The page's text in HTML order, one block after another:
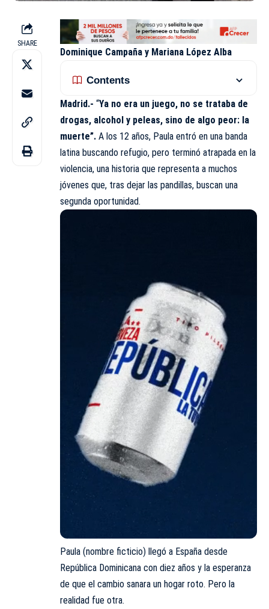
SHARE
Dominique Campaña y Mariana López Alba
Contents
Madrid.- “Ya no era un juego, no se trataba de
drogas, alcohol y peleas, sino de algo peor: la
muerte”. A los 12 años, Paula entró en una banda
latina buscando refugio, pero terminó atrapada en la
violencia, una historia que representa a muchos
jóvenes que, tras dejar las pandillas, buscan una
segunda oportunidad.
Paula (nombre ficticio) llegó a España desde
República Dominicana con diez años y la esperanza
de que el cambio sanara un hogar roto. Pero la
realidad fue otra.